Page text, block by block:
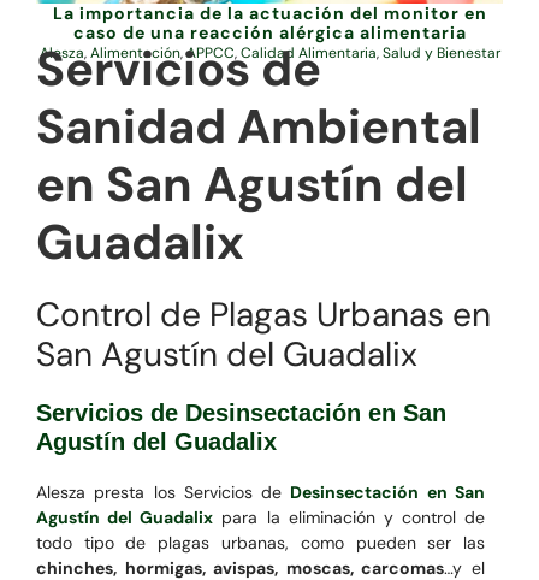
La importancia de la actuación del monitor en
caso de una reacción alérgica alimentaria
Alesza,Alimentación,APPCC,Calidad Alimentaria,Salud y Bienestar
Servicios de
Sanidad Ambiental
en San Agustín del
Guadalix
Control de Plagas Urbanas en
San Agustín del Guadalix
Servicios de Desinsectación en San
Agustín del Guadalix
Alesza presta los Servicios de Desinsectación en San
Agustín del Guadalix para la eliminación y control de
todo tipo de plagas urbanas, como pueden ser las
chinches, hormigas, avispas, moscas, carcomas…y el